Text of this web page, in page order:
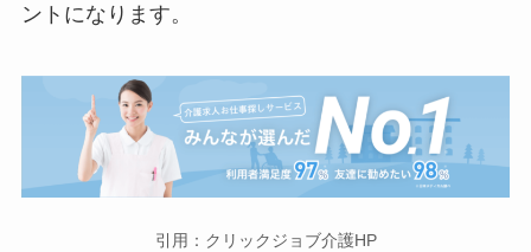
ントになります。
引用：クリックジョブ介護HP